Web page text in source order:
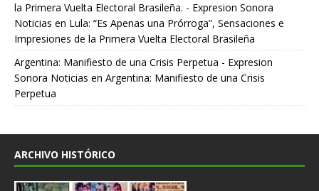
la Primera Vuelta Electoral Brasileña. - Expresion Sonora
Noticias en Lula: “Es Apenas una Prórroga”, Sensaciones e
Impresiones de la Primera Vuelta Electoral Brasileña
Argentina: Manifiesto de una Crisis Perpetua - Expresion
Sonora Noticias en Argentina: Manifiesto de una Crisis
Perpetua
ARCHIVO HISTÓRICO